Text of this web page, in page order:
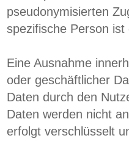
pseudonymisierten
spezifische Person
Eine Ausnahme
oder geschäftlicher
Daten durch den
Daten werden nicht
erfolgt verschlüsselt